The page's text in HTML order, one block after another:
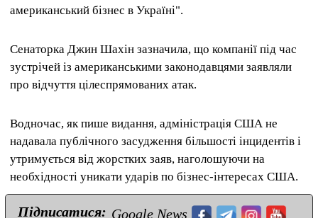
американський бізнес в Україні".
Сенаторка Джин Шахін зазначила, що компанії під час
зустрічей із американськими законодавцями заявляли
про відчуття цілеспрямованих атак.
Водночас, як пише видання, адміністрація США не
надавала публічного засудження більшості інцидентів і
утримується від жорстких заяв, наголошуючи на
необхідності уникати ударів по бізнес-інтересах США.
Підписатися: Google News